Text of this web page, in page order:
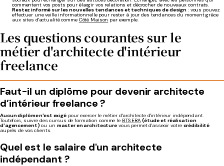
commentent vos posts pour élargir vos relations et décrocher de nouveaux contrats.
Restez informé sur les nouvelles tendances et techniques de design : vous pouvez
effectuer une veille informationnelle pour rester à jour des tendances du moment grâce
aux sites d'actualité comme Côté Maison par exemple.
Les questions courantes sur le
métier d'architecte d'intérieur
freelance
Faut-il un diplôme pour devenir architecte
d’intérieur freelance ?
Aucun diplôme n'est exigé pour exercer le métier d'architecte d'intérieur indépendant.
Toutefois, suivre des cursus de formation comme le BTS ERA(étude et réalisation
d'agencement) ou un master en architecture vous permet d'asseoir votre crédibilité
auprès de vos clients.
Quel est le salaire d'un architecte
indépendant ?